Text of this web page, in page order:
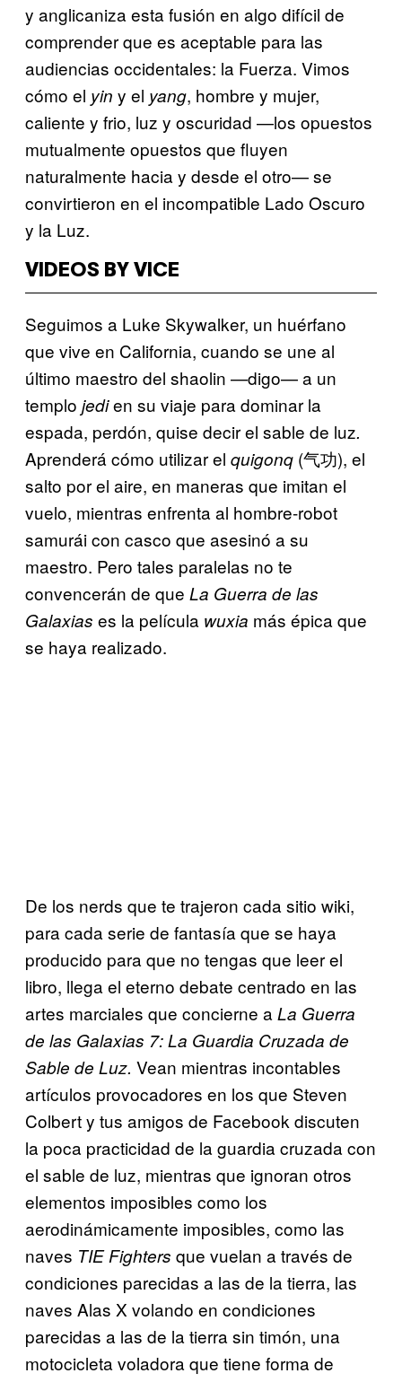
y anglicaniza esta fusión en algo difícil de
comprender que es aceptable para las
audiencias occidentales: la Fuerza. Vimos
cómo el yin y el yang, hombre y mujer,
caliente y frio, luz y oscuridad —los opuestos
mutualmente opuestos que fluyen
naturalmente hacia y desde el otro— se
convirtieron en el incompatible Lado Oscuro
y la Luz.
VIDEOS BY VICE
Seguimos a Luke Skywalker, un huérfano
que vive en California, cuando se une al
último maestro del shaolin —digo— a un
templo jedien su viaje para dominar la
espada, perdón, quise decir el sable de luz.
Aprenderá cómo utilizar el quigonq (气功), el
salto por el aire, en maneras que imitan el
vuelo, mientras enfrenta al hombre-robot
samurái con casco que asesinó a su
maestro. Pero tales paralelas no te
convencerán de que La Guerra de las
Galaxias es la película wuxia más épica que
se haya realizado.
De los nerds que te trajeron cada sitio wiki,
para cada serie de fantasía que se haya
producido para que no tengas que leer el
libro, llega el eterno debate centrado en las
artes marciales que concierne a La Guerra
de las Galaxias 7: La Guardia Cruzada de
Sable de Luz. Vean mientras incontables
artículos provocadores en los que Steven
Colbert y tus amigos de Facebook discuten
la poca practicidad de la guardia cruzada con
el sable de luz, mientras que ignoran otros
elementos imposibles como los
aerodinámicamente imposibles, como las
naves TIE Fighters que vuelan a través de
condiciones parecidas a las de la tierra, las
naves Alas X volando en condiciones
parecidas a las de la tierra sin timón, una
motocicleta voladora que tiene forma de